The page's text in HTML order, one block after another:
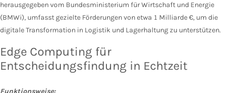
herausgegeben vom Bundesministerium für Wirtschaft und Energie
(BMWi), umfasst gezielte Förderungen von etwa 1 Milliarde €, um die
digitale Transformation in Logistik und Lagerhaltung zu unterstützen.
Edge Computing für
Entscheidungsfindung in Echtzeit